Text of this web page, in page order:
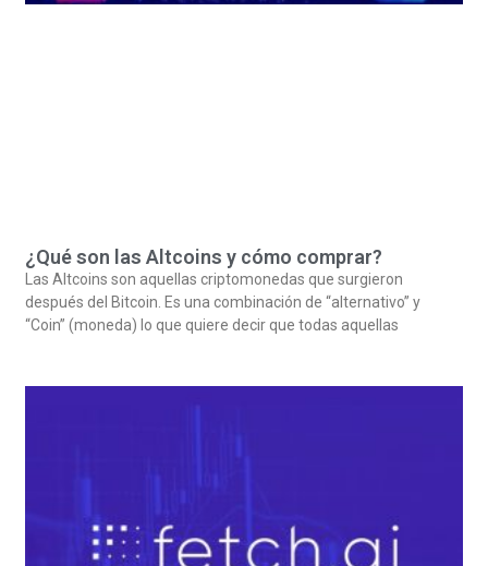
¿Qué son las Altcoins y cómo comprar?
Las Altcoins son aquellas criptomonedas que surgieron
después del Bitcoin. Es una combinación de “alternativo” y
“Coin” (moneda) lo que quiere decir que todas aquellas